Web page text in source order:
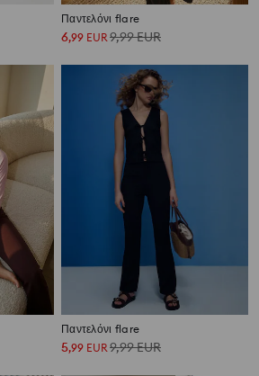
Παντελόνι flare
6,99 EUR9,99EUR
Παντελόνι flare
5,99 EUR 9,99EUR